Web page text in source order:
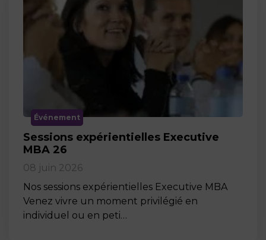
Événement
Sessions expérientielles Executive
MBA 26
08 juin 2026
Nos sessions expérientielles Executive MBA
Venez vivre un moment privilégié en
individuel ou en peti…